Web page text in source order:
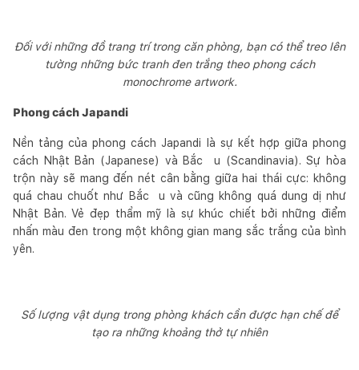
Đối với những đồ trang trí trong căn phòng, bạn có thể treo lên
tường những bức tranh đen trắng theo phong cách
monochrome artwork.
Phong cách Japandi
Nền tảng của phong cách Japandi là sự kết hợp giữa phong
cách Nhật Bản (Japanese) và Bắc u (Scandinavia). Sự hòa
trộn này sẽ mang đến nét cân bằng giữa hai thái cực: không
quá chau chuốt như Bắc u và cũng không quá dung dị như
Nhật Bản. Vẻ đẹp thẩm mỹ là sự khúc chiết bởi những điểm
nhấn màu đen trong một không gian mang sắc trắng của bình
yên.
Số lượng vật dụng trong phòng khách cần được hạn chế để
tạo ra những khoảng thở tự nhiên